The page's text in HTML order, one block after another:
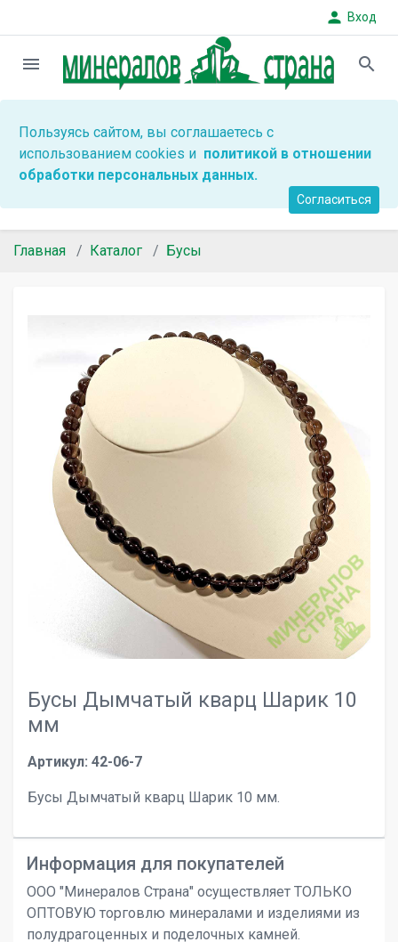
person Вход
menu search
Пользуясь сайтом, вы соглашаетесь с
использованием cookies и политикой в отношении
обработки персональных данных.
Согласиться
Главная Каталог Бусы
Бусы Дымчатый кварц Шарик 10
мм
Артикул: 42-06-7
Бусы Дымчатый кварц Шарик 10 мм.
Информация для покупателей
ООО "Минералов Страна" осуществляет ТОЛЬКО
ОПТОВУЮ торговлю минералами и изделиями из
полудрагоценных и поделочных камней.